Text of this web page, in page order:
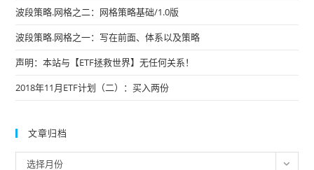
波段策略.网格之二：网格策略基础/1.0版
波段策略.网格之一：写在前面、体系以及策略
声明：本站与【ETF拯救世界】无任何关系！
2018年11月ETF计划（二）：买入两份
文章归档
选择月份